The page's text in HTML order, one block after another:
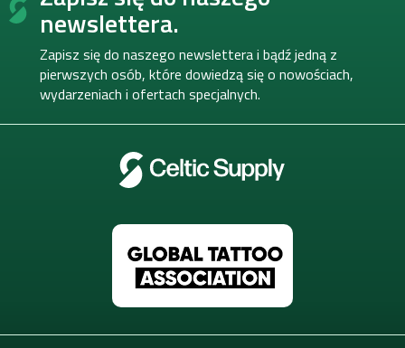
newslettera.
Zapisz się do naszego newslettera i bądź jedną z
pierwszych osób, które dowiedzą się o nowościach,
wydarzeniach i ofertach specjalnych.